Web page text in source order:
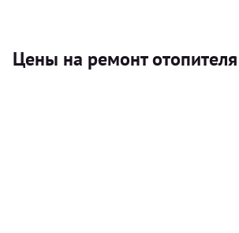
Цены на ремонт